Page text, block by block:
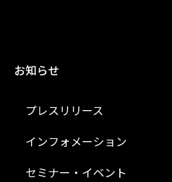
お知らせ
プレスリリース
インフォメーション
セミナー・イベント